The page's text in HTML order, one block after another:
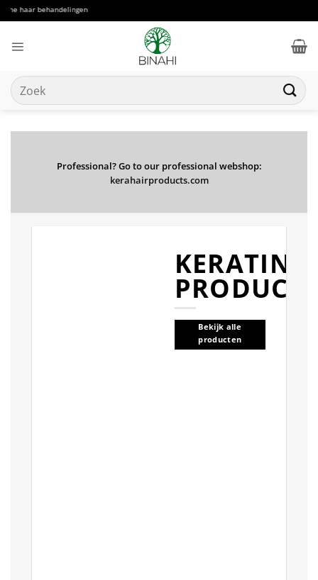
naar
behandelingen
Zoeken
naar:
Professional? Go to our professional webshop:
kerahairproducts.com
KERATINE
Bekijk alle
producten